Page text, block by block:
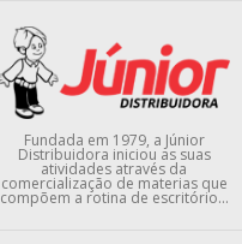
Fundada em 1979, a Júnior
Distribuidora iniciou as suas
atividades através da
comercialização de materias que
compõem a rotina de escritório...